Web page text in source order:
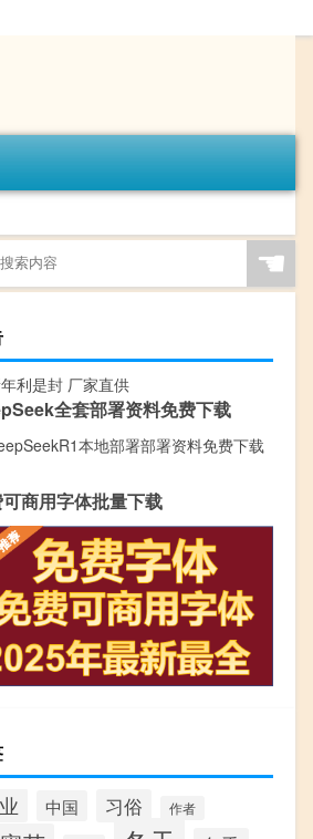
☚
全套部署资料免费下载
商用字体批量下载
中国 习俗 作者